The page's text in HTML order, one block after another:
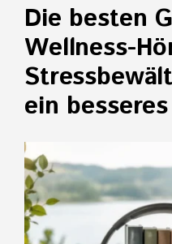
Die besten
Wellness-
ein